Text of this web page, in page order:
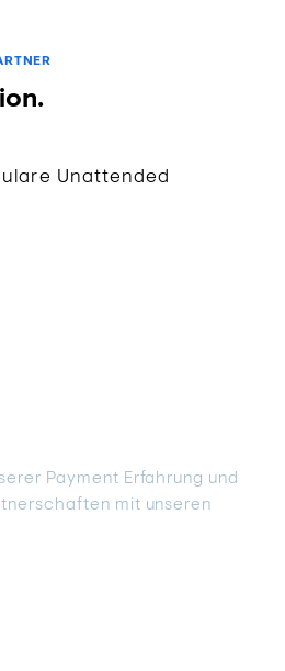
Unattended
Payment Erfahrung und
mit unseren